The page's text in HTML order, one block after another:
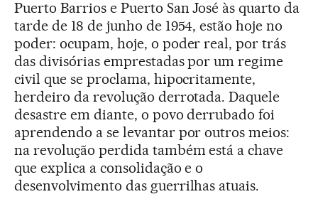
Puerto Barrios e Puerto San José às quarto da
tarde de 18 de junho de 1954, estão hoje no
poder: ocupam, hoje, o poder real, por trás
das divisórias emprestadas por um regime
civil que se proclama, hipocritamente,
herdeiro da revolução derrotada. Daquele
desastre em diante, o povo derrubado foi
aprendendo a se levantar por outros meios:
na revolução perdida também está a chave
que explica a consolidação e o
desenvolvimento das guerrilhas atuais.